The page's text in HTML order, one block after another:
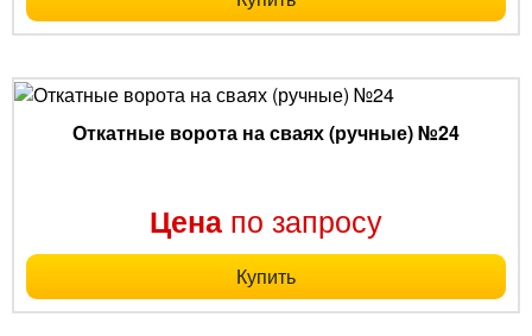
Откатные ворота на сваях (ручные) №24
Цена по запросу
Купить